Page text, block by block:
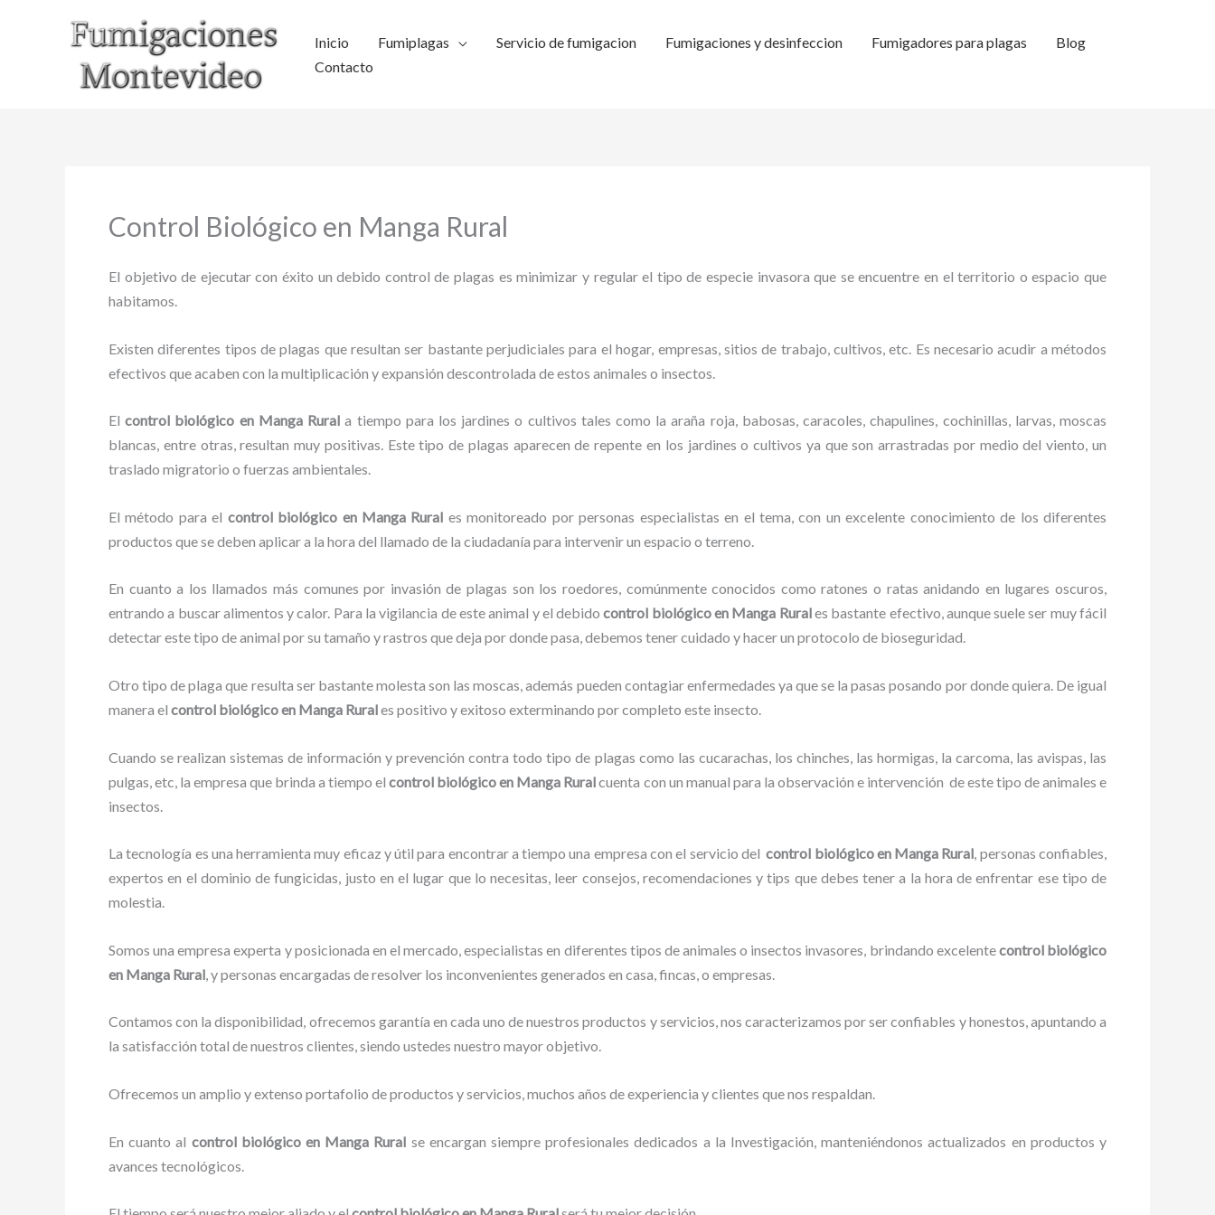
Inicio Fumiplagas Servicio de fumigacion Fumigaciones y desinfeccion Fumigadores para plagas
Blog
Contacto
Control Biológico en Manga Rural
El objetivo de ejecutar con éxito un debido control de plagas es minimizar y regular el tipo de especie invasora que se encuentre en el territorio o espacio que
habitamos.
Existen diferentes tipos de plagas que resultan ser bastante perjudiciales para el hogar, empresas, sitios de trabajo, cultivos, etc. Es necesario acudir a métodos
efectivos que acaben con la multiplicación y expansión descontrolada de estos animales o insectos.
Elcontrol biológico en Manga Rural a tiempo para los jardines o cultivos tales como la araña roja, babosas, caracoles, chapulines, cochinillas, larvas, moscas
blancas, entre otras, resultan muy positivas. Este tipo de plagas aparecen de repente en los jardines o cultivos ya que son arrastradas por medio del viento, un
traslado migratorio o fuerzas ambientales.
El método para el control biológico en Manga Rural es monitoreado por personas especialistas en el tema, con un excelente conocimiento de los diferentes
productos que se deben aplicar a la hora del llamado de la ciudadanía para intervenir un espacio o terreno.
En cuanto a los llamados más comunes por invasión de plagas son los roedores, comúnmente conocidos como ratones o ratas anidando en lugares oscuros,
entrando a buscar alimentos y calor. Para la vigilancia de este animal y el debidocontrol biológico en Manga Rurales bastante efectivo, aunque suele ser muy fácil
detectar este tipo de animal por su tamaño y rastros que deja por donde pasa, debemos tener cuidado y hacer un protocolo de bioseguridad.
Otro tipo de plaga que resulta ser bastante molesta son las moscas, además pueden contagiar enfermedades ya que se la pasas posando por donde quiera. De igual
manera el control biológico en Manga Rurales positivo y exitoso exterminando por completo este insecto.
Cuando se realizan sistemas de información y prevención contra todo tipo de plagas como las cucarachas, los chinches, las hormigas, la carcoma, las avispas, las
pulgas, etc, la empresa que brinda a tiempo elcontrol biológico en Manga Ruralcuenta con un manual para la observación e intervención de este tipo de animales e
insectos.
La tecnología es una herramienta muy eficaz y útil para encontrar a tiempo una empresa con el servicio delcontrol biológico en Manga Rural, personas confiables,
expertos en el dominio de fungicidas, justo en el lugar que lo necesitas, leer consejos, recomendaciones y tips que debes tener a la hora de enfrentar ese tipo de
molestia.
Somos una empresa experta y posicionada en el mercado, especialistas en diferentes tipos de animales o insectos invasores, brindando excelentecontrol biológico
en Manga Rural , y personas encargadas de resolver los inconvenientes generados en casa, fincas, o empresas.
Contamos con la disponibilidad, ofrecemos garantía en cada uno de nuestros productos y servicios, nos caracterizamos por ser confiables y honestos, apuntando a
la satisfacción total de nuestros clientes, siendo ustedes nuestro mayor objetivo.
Ofrecemos un amplio y extenso portafolio de productos y servicios, muchos años de experiencia y clientes que nos respaldan.
En cuanto al control biológico en Manga Rural se encargan siempre profesionales dedicados a la Investigación, manteniéndonos actualizados en productos y
avances tecnológicos.